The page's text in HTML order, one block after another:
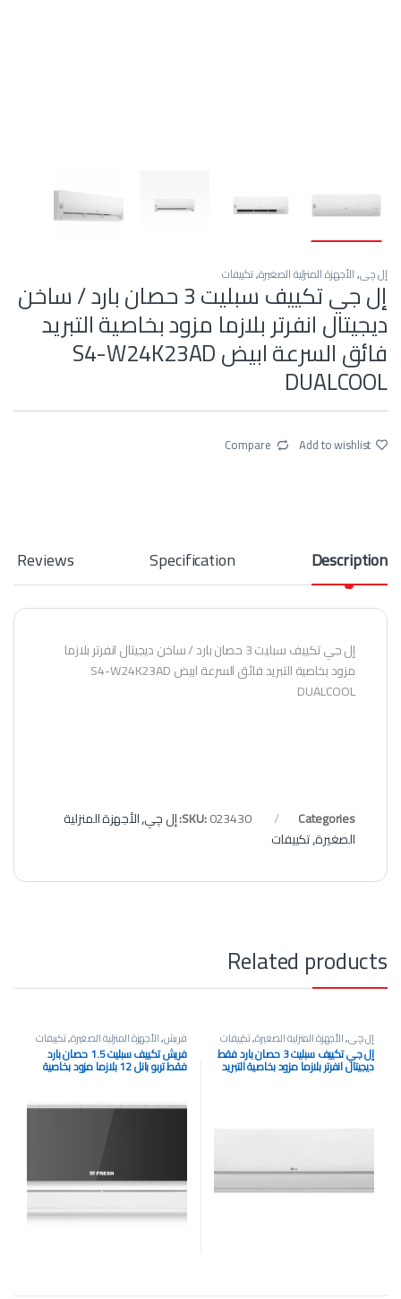
إل چي,الأجهزة المنزلية الصغيرة,تكييفات
إل جي تكييف سبليت 3 حصان بارد / ساخن
ديجيتال انفرتر بلازما مزود بخاصية التبريد
فائق السرعة ابيض S4-W24K23AD
DUALCOOL
Add to wishlist
Compare
Description
Specification
Reviews
إل جي تكييف سبليت 3 حصان بارد / ساخن ديجيتال انفرتر بلازما
مزود بخاصية التبريد فائق السرعة ابيض S4-W24K23AD
DUALCOOL
SKU:023430 Categories: إل چي,الأجهزة المنزلية
الصغيرة,تكييفات
Related products
إل چي,الأجهزة المنزلية الصغيرة,تكييفات
إل جي تكييف سبليت 3 حصان بارد فقط
ديجيتال انفرتر بلازما مزود بخاصية التبريد
فائق السرعة ابيض S4-Q24KE3A2
فريش,الأجهزة المنزلية الصغيرة,تكييفات
فريش تكييف سبليت 1.5 حصان بارد
فقط تربو بانل 12 بلازما مزود بخاصية
التبريد السريع اسود